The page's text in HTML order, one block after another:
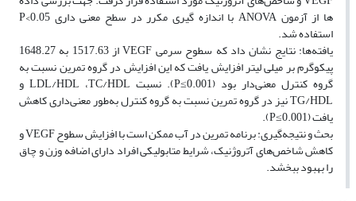
ها از آزمون ANOVA با اندازه­ گیری مکرر در سطح معنی داری 0.05>P
استفاده شد.
یافته‌ها: نتایج نشان داد که سطوح سرمی VEGF از 1517.63 به 1648.27
پیکوگرم بر میلی­ لیتر افزایش یافت که این افزایش در گروه تمرین نسبت به
گروه کنترل معنی­‌دار بود (P≤0.001). نسبت LDL/HDL ،TC/HDL و
TG/HDL نیز در گروه تمرین نسبت به گروه کنترل به‌طور معنی‌داری کاهش
یافت (P≤0.001).
بحث و نتیجه‌گیری: برنامه تمرین در آب ممکن است با افزایش سطوح VEGF و
کاهش شاخص‌های آتروژنیک، شرایط متابولیکی افراد دارای اضافه ‌وزن و چاق
را بهبود ببخشد.